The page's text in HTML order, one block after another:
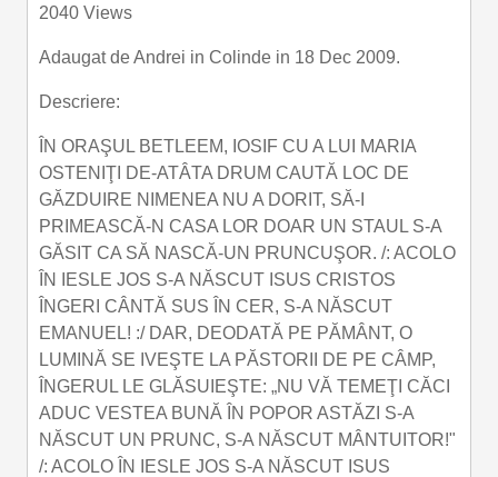
2040 Views
Adaugat deAndrei in Colinde in 18 Dec 2009.
Descriere:
ÎN ORAŞUL BETLEEM, IOSIF CU A LUI MARIA
OSTENIŢI DE-ATÂTA DRUM CAUTĂ LOC DE
GĂZDUIRE NIMENEA NU A DORIT, SĂ-I
PRIMEASCĂ-N CASA LOR DOAR UN STAUL S-A
GĂSIT CA SĂ NASCĂ-UN PRUNCUŞOR. /: ACOLO
ÎN IESLE JOS S-A NĂSCUT ISUS CRISTOS
ÎNGERI CÂNTĂ SUS ÎN CER, S-A NĂSCUT
EMANUEL! :/ DAR, DEODATĂ PE PĂMÂNT, O
LUMINĂ SE IVEŞTE LA PĂSTORII DE PE CÂMP,
ÎNGERUL LE GLĂSUIEŞTE: „NU VĂ TEMEŢI CĂCI
ADUC VESTEA BUNĂ ÎN POPOR ASTĂZI S-A
NĂSCUT UN PRUNC, S-A NĂSCUT MÂNTUITOR!"
/: ACOLO ÎN IESLE JOS S-A NĂSCUT ISUS